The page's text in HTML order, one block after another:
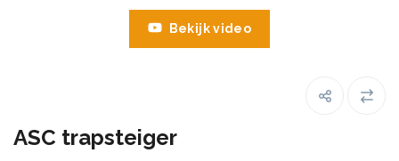
Bekijk video
ASC trapsteiger